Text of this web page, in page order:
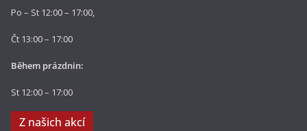
Po – St 12:00 – 17:00,
Čt 13:00 – 17:00
Během prázdnin:
St 12:00 – 17:00
Z našich akcí